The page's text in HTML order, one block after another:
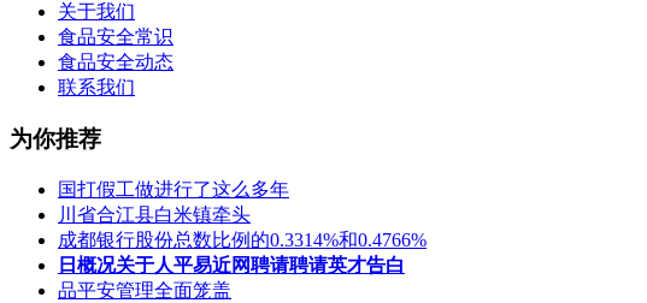
关于我们
食品安全常识
食品安全动态
联系我们
为你推荐
国打假工做进行了这么多年
川省合江县白米镇牵头
成都银行股份总数比例的0.3314%和0.4766%
日概况关于人平易近网聘请聘请英才告白
品平安管理全面笼盖